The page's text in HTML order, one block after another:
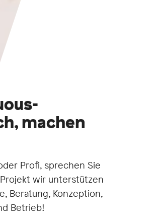
machen
Profi, sprechen Sie
wir unterstützen
Beratung, Konzeption,
Betrieb!